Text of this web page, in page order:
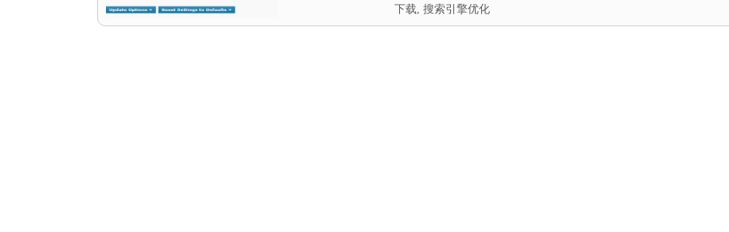
目
签
下载,搜索引擎优化